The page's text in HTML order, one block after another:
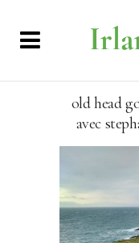
old head
avec